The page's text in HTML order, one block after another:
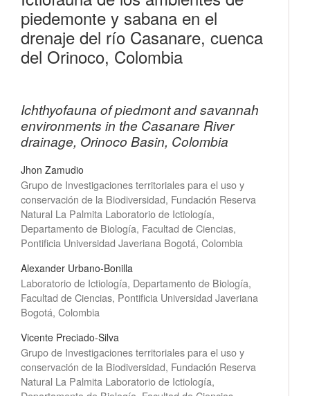
piedemonte y sabana en el
drenaje del río Casanare, cuenca
del Orinoco, Colombia
Ichthyofauna of piedmont and savannah
environments in the Casanare River
drainage, Orinoco Basin, Colombia
Jhon Zamudio
Grupo de Investigaciones territoriales para el uso y
conservación de la Biodiversidad, Fundación Reserva
Natural La Palmita Laboratorio de Ictiología,
Departamento de Biología, Facultad de Ciencias,
Pontificia Universidad Javeriana Bogotá, Colombia
Alexander Urbano-Bonilla
Laboratorio de Ictiología, Departamento de Biología,
Facultad de Ciencias, Pontificia Universidad Javeriana
Bogotá, Colombia
Vicente Preciado-Silva
Grupo de Investigaciones territoriales para el uso y
conservación de la Biodiversidad, Fundación Reserva
Natural La Palmita Laboratorio de Ictiología,